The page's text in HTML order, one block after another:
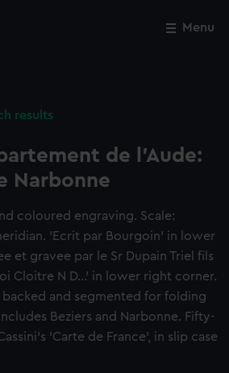
Menu
results
de l'Aude:
Narbonne
coloured engraving. Scale:
'Ecrit par Bourgoin' in lower
et gravee par le Sr Dupain Triel fils
Cloitre N D...' in lower right corner.
backed and segmented for folding
Beziers and Narbonne. Fifty-
'Carte de France', in slip case
Close